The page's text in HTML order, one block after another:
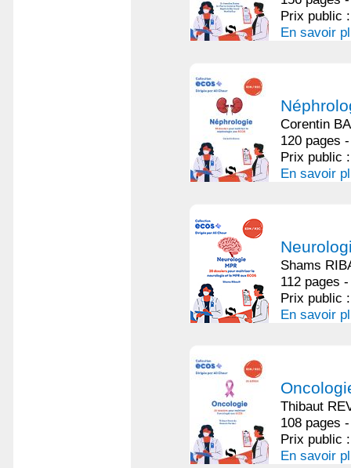
Prix public
En savoir
Corentin
120 pages
Prix public
En savoir
Shams
112 pages
Prix public
En savoir
Thibaut
108 pages
Prix public
En savoir